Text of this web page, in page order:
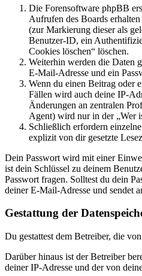
Die Forensoftware phpBB
Aufrufen des Boards
(zur Markierung dieser als
Benutzer-ID, ein
Cookies löschen“ löschen.
Weiterhin werden die Daten
E-Mail-Adresse und ein
Wenn du einen Beitrag oder
Fällen wird auch deine IP-
Änderungen an zentralen
Agent) wird nur in der „Wer
Schließlich erfordern
explizit von dir gesetzte
Dein Passwort wird mit einer
ist dein Schlüssel zu deinem
Passwort fragen. Solltest du dein
deiner E-Mail-Adresse und sendet
Gestattung der
Du gestattest dem Betreiber, die
Darüber hinaus ist der Betreiber
deiner IP-Adresse und der von